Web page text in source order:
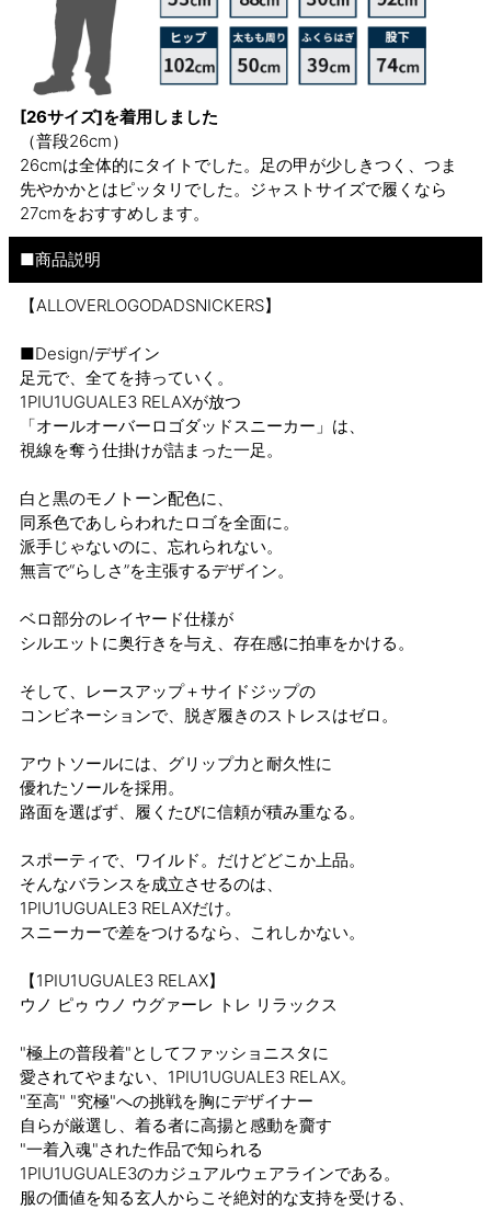
[26サイズ]を着用しました
（普段26cm）
26cmは全体的にタイトでした。足の甲が少しきつく、つま
先やかかとはピッタリでした。ジャストサイズで履くなら
27cmをおすすめします。
■商品説明
【ALLOVERLOGODADSNICKERS】
■Design/デザイン
足元で、全てを持っていく。
1PIU1UGUALE3 RELAXが放つ
「オールオーバーロゴダッドスニーカー」は、
視線を奪う仕掛けが詰まった一足。
白と黒のモノトーン配色に、
同系色であしらわれたロゴを全面に。
派手じゃないのに、忘れられない。
無言で“らしさ”を主張するデザイン。
ベロ部分のレイヤード仕様が
シルエットに奥行きを与え、存在感に拍車をかける。
そして、レースアップ＋サイドジップの
コンビネーションで、脱ぎ履きのストレスはゼロ。
アウトソールには、グリップ力と耐久性に
優れたソールを採用。
路面を選ばず、履くたびに信頼が積み重なる。
スポーティで、ワイルド。だけどどこか上品。
そんなバランスを成立させるのは、
1PIU1UGUALE3 RELAXだけ。
スニーカーで差をつけるなら、これしかない。
【1PIU1UGUALE3 RELAX】
ウノ ピゥ ウノ ウグァーレ トレ リラックス
"極上の普段着"としてファッショニスタに
愛されてやまない、1PIU1UGUALE3 RELAX。
"至高" "究極"への挑戦を胸にデザイナー
自らが厳選し、着る者に高揚と感動を齎す
"一着入魂"された作品で知られる
1PIU1UGUALE3のカジュアルウェアラインである。
服の価値を知る玄人からこそ絶対的な支持を受ける、